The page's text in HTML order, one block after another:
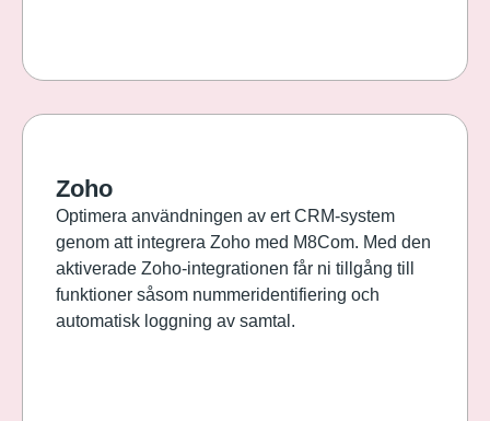
Zoho
Optimera användningen av ert CRM-system
genom att integrera Zoho med M8Com. Med den
aktiverade Zoho-integrationen får ni tillgång till
funktioner såsom nummeridentifiering och
automatisk loggning av samtal.